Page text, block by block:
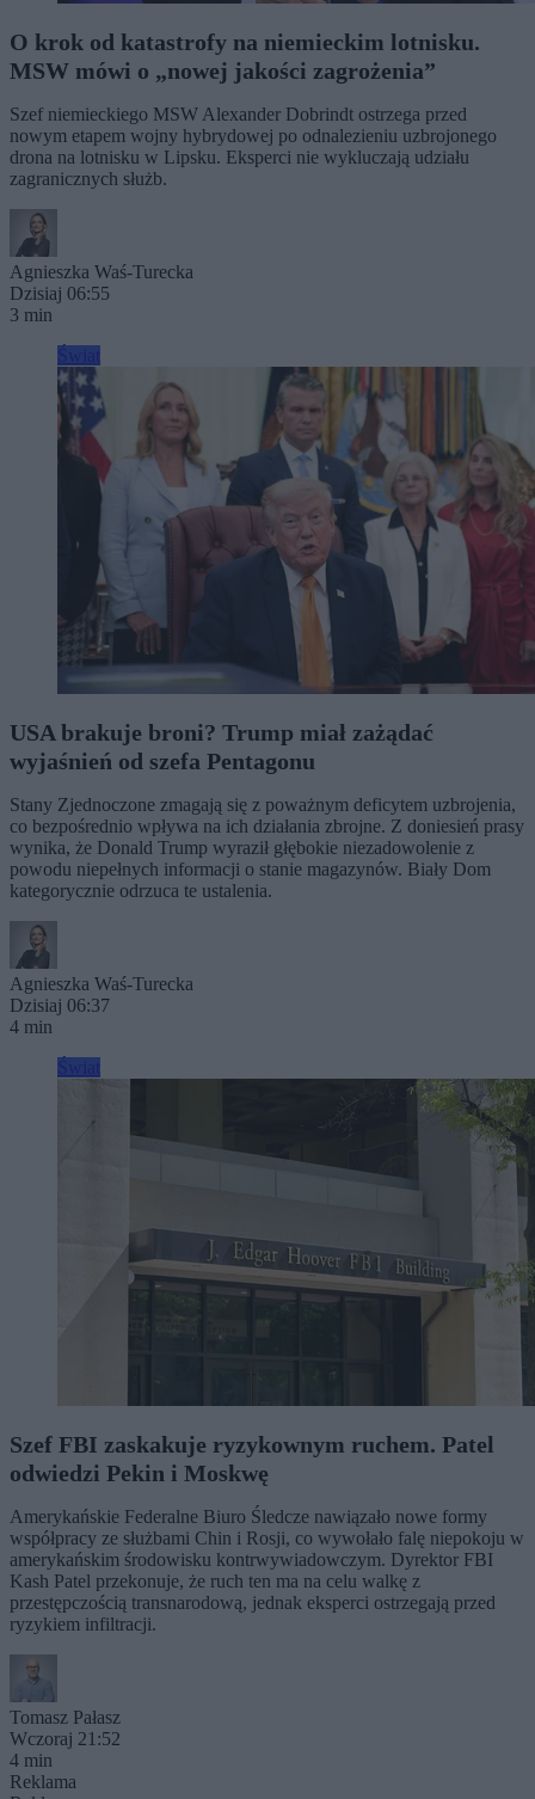
O krok od katastrofy na niemieckim lotnisku.
MSW mówi o „nowej jakości zagrożenia”
Szef niemieckiego MSW Alexander Dobrindt ostrzega przed
nowym etapem wojny hybrydowej po odnalezieniu uzbrojonego
drona na lotnisku w Lipsku. Eksperci nie wykluczają udziału
zagranicznych służb.
Agnieszka Waś-Turecka
Dzisiaj 06:55
3 min
USA brakuje broni? Trump miał zażądać
wyjaśnień od szefa Pentagonu
Stany Zjednoczone zmagają się z poważnym deficytem uzbrojenia,
co bezpośrednio wpływa na ich działania zbrojne. Z doniesień prasy
wynika, że Donald Trump wyraził głębokie niezadowolenie z
powodu niepełnych informacji o stanie magazynów. Biały Dom
kategorycznie odrzuca te ustalenia.
Agnieszka Waś-Turecka
Dzisiaj 06:37
4 min
Szef FBI zaskakuje ryzykownym ruchem. Patel
odwiedzi Pekin i Moskwę
Amerykańskie Federalne Biuro Śledcze nawiązało nowe formy
współpracy ze służbami Chin i Rosji, co wywołało falę niepokoju w
amerykańskim środowisku kontrwywiadowczym. Dyrektor FBI
Kash Patel przekonuje, że ruch ten ma na celu walkę z
przestępczością transnarodową, jednak eksperci ostrzegają przed
ryzykiem infiltracji.
Tomasz Pałasz
Wczoraj 21:52
4 min
Reklama